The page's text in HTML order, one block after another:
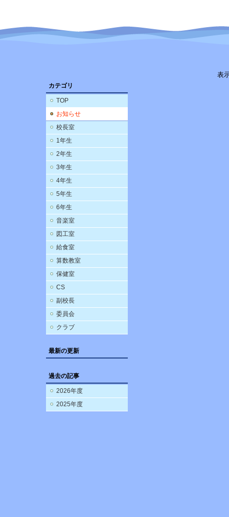
カテゴリ
TOP
お知らせ
校長室
1年生
2年生
3年生
4年生
5年生
6年生
音楽室
図工室
給食室
算数教室
保健室
CS
副校長
委員会
クラブ
最新の更新
過去の記事
2026年度
2025年度
表